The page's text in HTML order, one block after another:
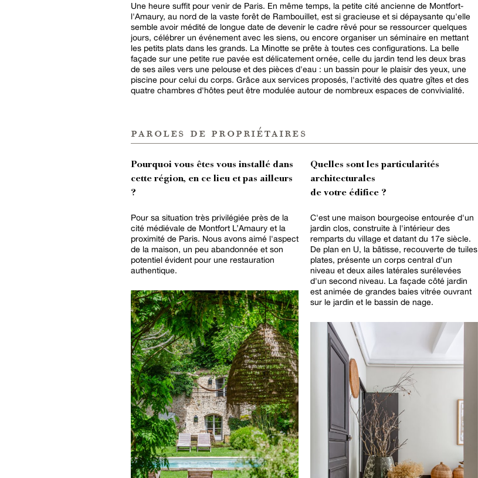
Une heure suffit pour venir de Paris. En même temps, la petite cité ancienne de Montfort-
l'Amaury, au nord de la vaste forêt de Rambouillet, est si gracieuse et si dépaysante qu'elle
semble avoir médité de longue date de devenir le cadre rêvé pour se ressourcer quelques
jours, célébrer un événement avec les siens, ou encore organiser un séminaire en mettant
les petits plats dans les grands. La Minotte se prête à toutes ces configurations. La belle
façade sur une petite rue pavée est délicatement ornée, celle du jardin tend les deux bras
de ses ailes vers une pelouse et des pièces d'eau : un bassin pour le plaisir des yeux, une
piscine pour celui du corps. Grâce aux services proposés, l'activité des quatre gîtes et des
quatre chambres d'hôtes peut être modulée autour de nombreux espaces de convivialité.
paroles de propriétaires
Pourquoi vous êtes vous installé dans
cette région, en ce lieu et pas ailleurs
?
Pour sa situation très privilégiée près de la
cité médiévale de Montfort L’Amaury et la
proximité de Paris. Nous avons aimé l'aspect
de la maison, un peu abandonnée et son
potentiel évident pour une restauration
authentique.
Quelles sont les particularités
architecturales
de votre édifice ?
C'est une maison bourgeoise entourée d'un
jardin clos, construite à l'intérieur des
remparts du village et datant du 17e siècle.
De plan en U, la bâtisse, recouverte de tuiles
plates, présente un corps central d'un
niveau et deux ailes latérales surélevées
d'un second niveau. La façade côté jardin
est animée de grandes baies vitrée ouvrant
sur le jardin et le bassin de nage.